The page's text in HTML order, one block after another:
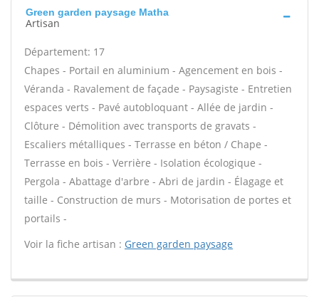
Green garden paysage Matha
Artisan
Département: 17
Chapes - Portail en aluminium - Agencement en bois -
Véranda - Ravalement de façade - Paysagiste - Entretien
espaces verts - Pavé autobloquant - Allée de jardin -
Clôture - Démolition avec transports de gravats -
Escaliers métalliques - Terrasse en béton / Chape -
Terrasse en bois - Verrière - Isolation écologique -
Pergola - Abattage d'arbre - Abri de jardin - Élagage et
taille - Construction de murs - Motorisation de portes et
portails -
Voir la fiche artisan : Green garden paysage